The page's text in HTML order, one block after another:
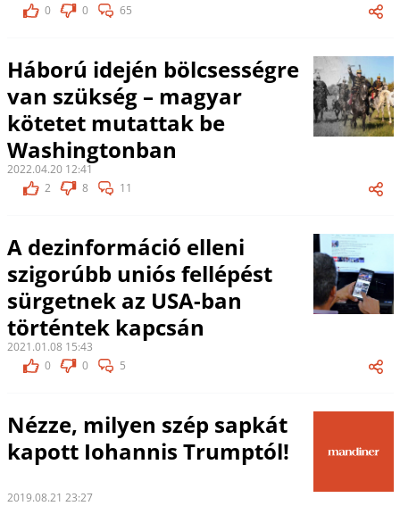
0
0 65
Háború idején bölcsességre
van szükség – magyar
kötetet mutattak be
Washingtonban
2022.04.20 12:41
2
8 11
A dezinformáció elleni
szigorúbb uniós fellépést
sürgetnek az USA-ban
történtek kapcsán
2021.01.08 15:43
0
0 5
Nézze, milyen szép sapkát
kapott Iohannis Trumptól!
2019.08.21 23:27